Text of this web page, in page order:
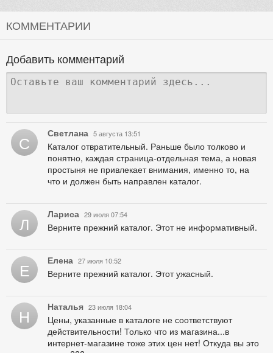
КОММЕНТАРИИ
Добавить комментарий
С Светлана 5 августа 13:51
Каталог отвратительный. Раньше было толково и
понятно, каждая страница-отдельная тема, а новая
простыня не привлекает внимания, именно то, на
что и должен быть направлен каталог.
Л Лариса 29 июля 07:54
Верните прежний каталог. Этот не информативный.
Е Елена 27 июля 10:52
Верните прежний каталог. Этот ужасный.
Н Наталья 23 июля 18:04
Цены, указанные в каталоге не соответствуют
действительности! Только что из магазина...в
интернет-магазине тоже этих цен нет! Откуда вы это